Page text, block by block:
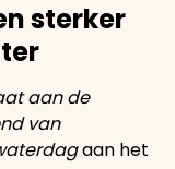
sterker
aan de
van
aan het